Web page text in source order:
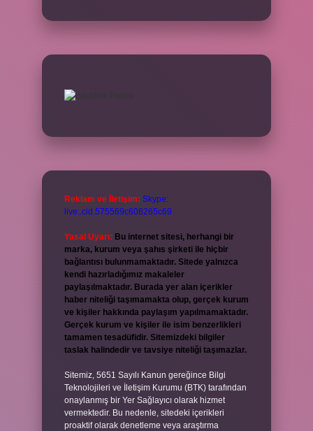
Reklam ve İletişim: Skype:
live:.cid.575569c608265c69
Yasal Uyarı: Bu internet sitesi, herhangi bir
marka, kurum veya şahıs şirketi ile hiçbir
bağlantısı bulunmamaktadır. Sitede yalnızca
kendi hazırladığımız makaleler
paylaşılmaktadır. Burada yer alan içerikler
haber niteliği taşımamakta olup, gerçek kurum
ve kişiler hakkında paylaşım yapılmamaktadır.
Gerçek kurum ve kişiler ile isim benzerlikleri
tamamen tesadüfidir. Sitemizdeki bilgiler
taslak halindedir ve tavsiye niteliği taşımazlar.
Sitemiz, 5651 Sayılı Kanun gereğince Bilgi
Teknolojileri ve İletişim Kurumu (BTK) tarafından
onaylanmış bir Yer Sağlayıcı olarak hizmet
vermektedir. Bu nedenle, sitedeki içerikleri
proaktif olarak denetleme veya araştırma